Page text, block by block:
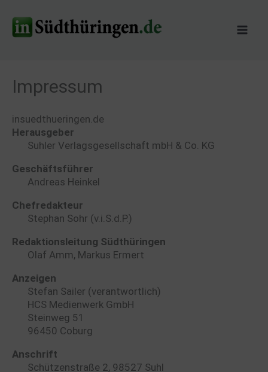
Inhalt
springen
Impressum
insuedthueringen.de
Herausgeber
Suhler Verlagsgesellschaft mbH & Co. KG
Geschäftsführer
Andreas Heinkel
Chefredakteur
Stephan Sohr (v.i.S.d.P.)
Redaktionsleitung Südthüringen
Olaf Amm, Markus Ermert
Anzeigen
Stefan Sailer (verantwortlich)
HCS Medienwerk GmbH
Steinweg 51
96450 Coburg
Anschrift
Schützenstraße 2, 98527 Suhl